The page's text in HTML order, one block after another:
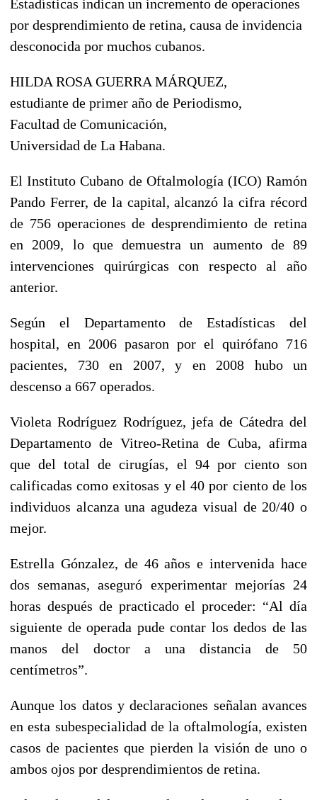
Estadísticas indican un incremento de operaciones
por desprendimiento de retina, causa de invidencia
desconocida por muchos cubanos.
HILDA ROSA GUERRA MÁRQUEZ,
estudiante de primer año de Periodismo,
Facultad de Comunicación,
Universidad de La Habana.
El Instituto Cubano de Oftalmología (ICO) Ramón
Pando Ferrer, de la capital, alcanzó la cifra récord
de 756 operaciones de desprendimiento de retina
en 2009, lo que demuestra un aumento de 89
intervenciones quirúrgicas con respecto al año
anterior.
Según el Departamento de Estadísticas del
hospital, en 2006 pasaron por el quirófano 716
pacientes, 730 en 2007, y en 2008 hubo un
descenso a 667 operados.
Violeta Rodríguez Rodríguez, jefa de Cátedra del
Departamento de Vitreo-Retina de Cuba, afirma
que del total de cirugías, el 94 por ciento son
calificadas como exitosas y el 40 por ciento de los
individuos alcanza una agudeza visual de 20/40 o
mejor.
Estrella Gónzalez, de 46 años e intervenida hace
dos semanas, aseguró experimentar mejorías 24
horas después de practicado el proceder: “Al día
siguiente de operada pude contar los dedos de las
manos del doctor a una distancia de 50
centímetros”.
Aunque los datos y declaraciones señalan avances
en esta subespecialidad de la oftalmología, existen
casos de pacientes que pierden la visión de uno o
ambos ojos por desprendimientos de retina.